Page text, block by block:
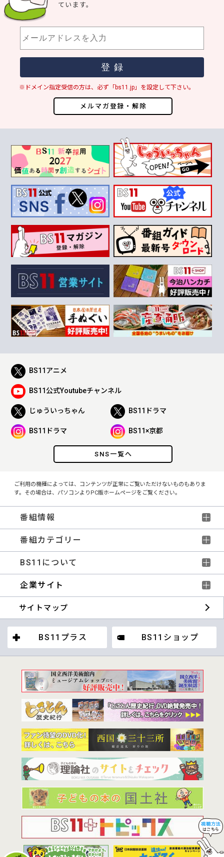
メルマガ登録・解除
ています。
※ドメイン指定受信の方は、必ず「bs11.jp」を設定して下さい。
SNS一覧へ
BS11アニメ
BS11公式Youtubeチャンネル
じゅういっちゃん BS11ドラマ
BS11ドラマ BS11×京都
ご利用の機種によっては、コンテンツが正常にご覧いただけないものもありま
す。その場合は、パソコンよりPC版ホームページをご覧ください。
番組情報
番組カテゴリー
BS11について
企業サイト
サイトマップ
BS11プラス BS11ショップ